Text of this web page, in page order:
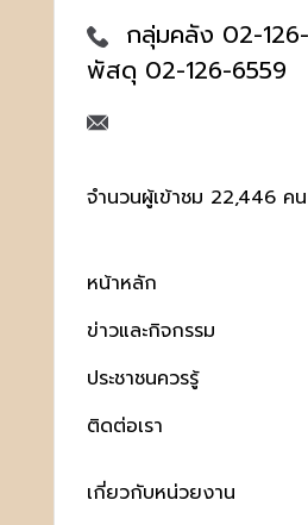
กลุ่มคลัง 02-
พัสดุ 02-126-6559
จำนวนผู้เข้าชม 22,446 คน
หน้าหลัก
ข่าวและกิจกรรม
ประชาชนควรรู้
ติดต่อเรา
เกี่ยวกับหน่วยงาน